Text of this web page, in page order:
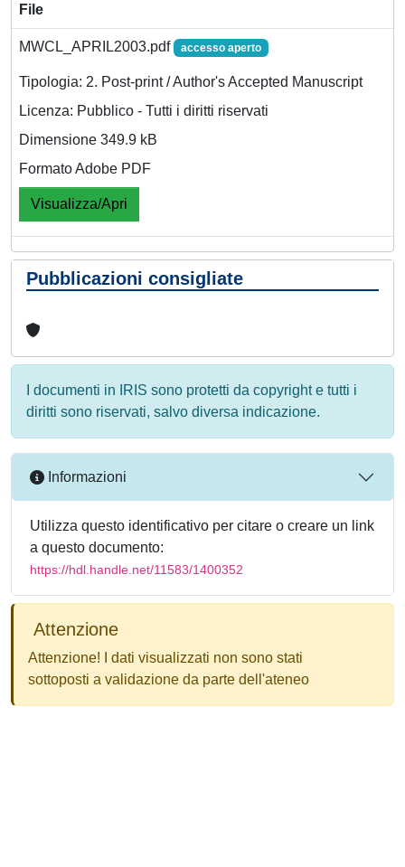
File
MWCL_APRIL2003.pdf accesso aperto
Tipologia: 2. Post-print / Author's Accepted Manuscript
Licenza: Pubblico - Tutti i diritti riservati
Dimensione 349.9 kB
Formato Adobe PDF
Visualizza/Apri
Pubblicazioni consigliate
I documenti in IRIS sono protetti da copyright e tutti i
diritti sono riservati, salvo diversa indicazione.
Informazioni
Utilizza questo identificativo per citare o creare un link
a questo documento:
https://hdl.handle.net/11583/1400352
Attenzione
Attenzione! I dati visualizzati non sono stati
sottoposti a validazione da parte dell'ateneo